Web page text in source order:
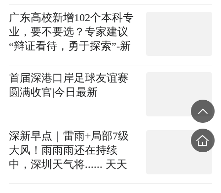
广东高校新增102个本科专
业，要不要选？专家建议
“辩证看待，勇于探索”-新
首届深港口岸足球友谊赛
圆满收官|今日最新
深新早点｜雷雨+局部7级
大风！雨雨雨还在持续
中，深圳天气将...... 天天